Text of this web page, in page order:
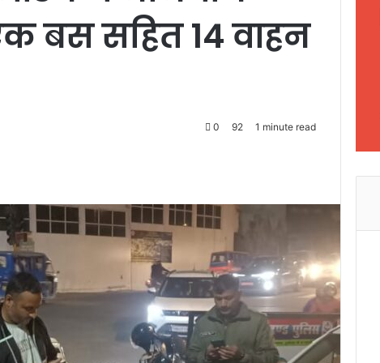
बस सहित 14 वाहन
0 92 1 minute read